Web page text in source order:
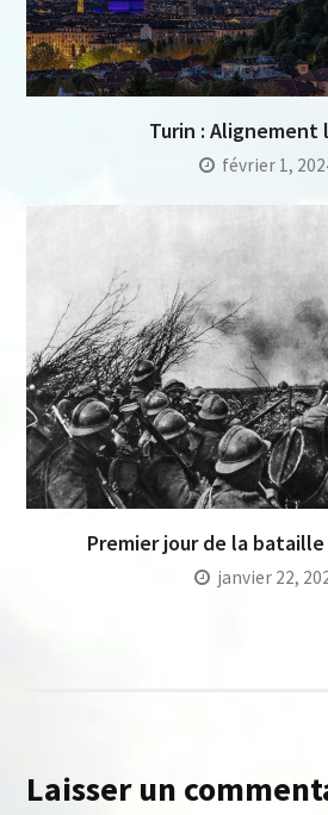
Turin : Alignement
février 1,
Premier jour de la
janvier 22,
Laisser un